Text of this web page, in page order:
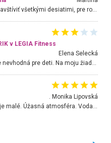
Nádherné miesto ktoré odporúčam navštíviť všetkými desiatimi, pre rodiny s deťmi, dôchodcom... Proste a jednoducho ozaj rozprávkový les.. určite ešte prídeme. Odniesli sme si na pamiatku krásne tričká,
v LEGIA Fitness
Elena Selecká
. Monika Lipovská
Úžasné prostredie, napriek tomu, že je malé. Úžasná atmosféra. Voda fantastická a nádherná. Ľudí je pomerne veľa, ale su mili a ohľaduplní. Je veľmi zaujímavé sledovať, ako dokážu spolu športovať cudzí ľudia a bez ohľadu na vek. Vládne tu pohoda. Vnuka neviem dostať z vody. Ďakujem za krásny deň . Urcite sa sem vrátim. Jediný problém je s parkovaním, ale aj ten sa mi podarilo vyriešiť. Monika Bratislava